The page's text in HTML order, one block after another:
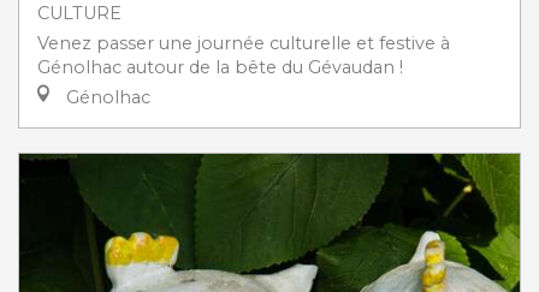
CULTURE
Venez passer une journée culturelle et festive à
Génolhac autour de la bête du Gévaudan !
Génolhac